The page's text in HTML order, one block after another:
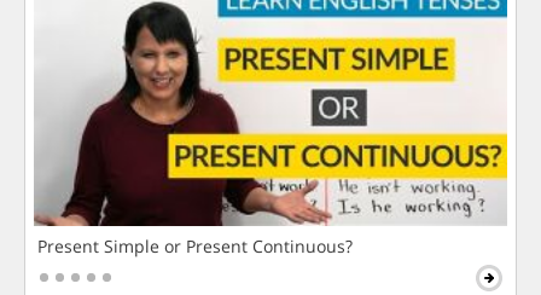
Present Simple or Present Continuous?